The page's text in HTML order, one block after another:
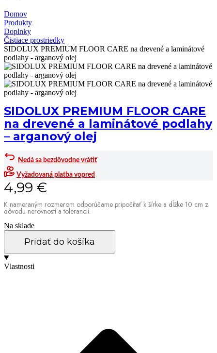
Domov
Produkty
Doplnky
Čistiace prostriedky
SIDOLUX PREMIUM FLOOR CARE na drevené a laminátové
podlahy - arganový olej
SIDOLUX PREMIUM FLOOR CARE
na drevené a laminátové podlahy
– arganový olej
Nedá sa bezdôvodne vrátiť
Vyžadovaná platba vopred
4,99 €
K nameraným rozmerom odporúčame pripočítať k šírke a dĺžke 10 cm z
dôvodu nerovností a tolerancií.
Na sklade
Pridať do košíka
Vlastnosti